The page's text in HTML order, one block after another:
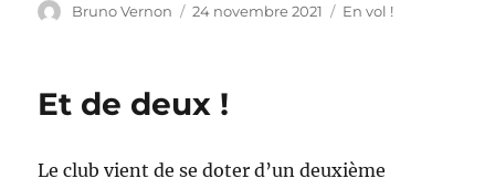
Auteur
Bruno Vernon
Publié
24 novembre 2021 Catégories
En vol !
Et de deux !
Le club vient de se doter d’un deuxième